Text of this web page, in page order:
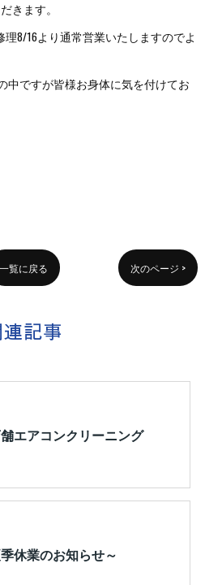
きます。
8/16より通常営業いたしますのでよ
中ですが皆様お身体に気を付けてお
一覧に戻る 次のページ >
連記事
エアコンクリーニング
休業のお知らせ～